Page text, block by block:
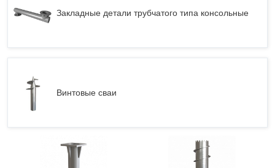
Закладные детали трубчатого типа консольные
Винтовые сваи